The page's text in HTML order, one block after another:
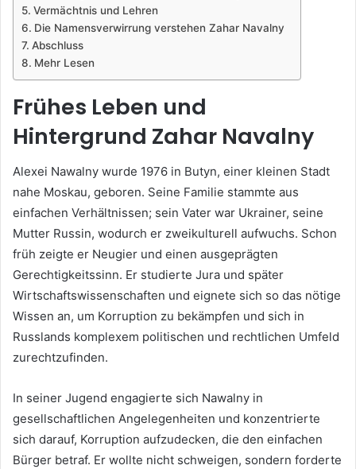
Vermächtnis und Lehren
Die Namensverwirrung verstehen Zahar Navalny
Abschluss
Mehr Lesen
Frühes Leben und
Hintergrund Zahar Navalny
Alexei Nawalny wurde 1976 in Butyn, einer kleinen Stadt
nahe Moskau, geboren. Seine Familie stammte aus
einfachen Verhältnissen; sein Vater war Ukrainer, seine
Mutter Russin, wodurch er zweikulturell aufwuchs. Schon
früh zeigte er Neugier und einen ausgeprägten
Gerechtigkeitssinn. Er studierte Jura und später
Wirtschaftswissenschaften und eignete sich so das nötige
Wissen an, um Korruption zu bekämpfen und sich in
Russlands komplexem politischen und rechtlichen Umfeld
zurechtzufinden.
In seiner Jugend engagierte sich Nawalny in
gesellschaftlichen Angelegenheiten und konzentrierte
sich darauf, Korruption aufzudecken, die den einfachen
Bürger betraf. Er wollte nicht schweigen, sondern forderte